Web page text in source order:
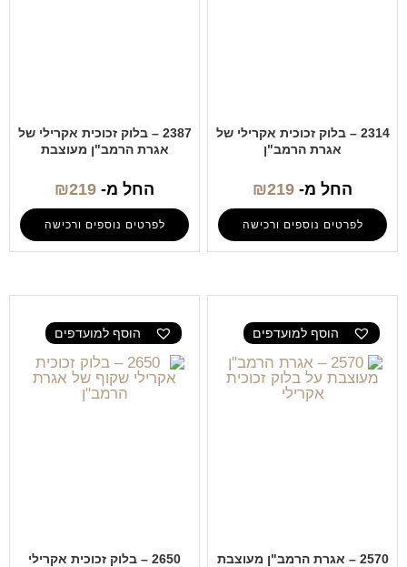
2314 – בלוק זכוכית אקרילי של
אגרת הרמב"ן
החל מ- ₪219
לפרטים נוספים ורכישה
2387 – בלוק זכוכית אקרילי של
אגרת הרמב"ן מעוצבת
החל מ- ₪219
לפרטים נוספים ורכישה
הוסף למועדפים
2570 – אגרת הרמב"ן מעוצבת
הוסף למועדפים
2650 – בלוק זכוכית אקרילי